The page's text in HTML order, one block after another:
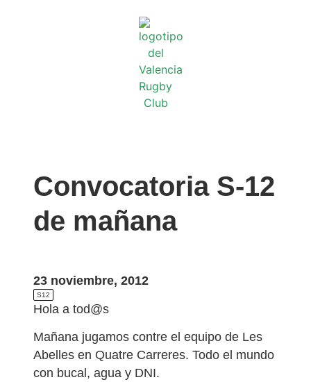
Convocatoria S-12
de mañana
23 noviembre, 2012
S12
Hola a tod@s
Mañana jugamos contre el equipo de Les
Abelles en Quatre Carreres. Todo el mundo
con bucal, agua y DNI.